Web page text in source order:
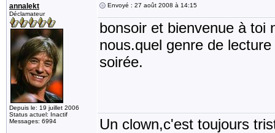
annalekt
Déclamateur
Depuis le: 19 juillet 2006
Status actuel: Inactif
Messages: 6994
Envoyé : 27 août 2008 à 14:15
bonsoir et bienvenue à toi
nous.quel genre de
soirée.
Un clown,c'est toujours